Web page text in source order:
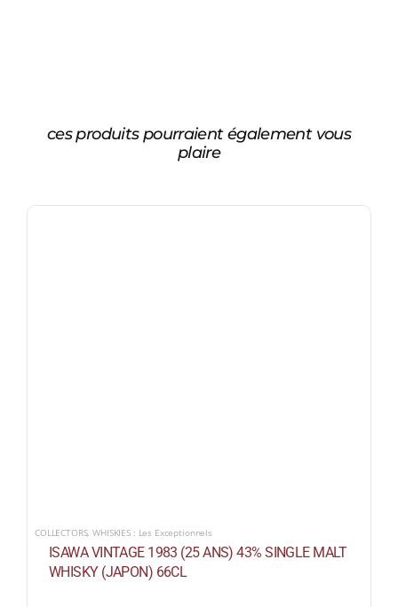
ces produits pourraient également vous
plaire
COLLECTORS,WHISKIES : Les Exceptionnels
ISAWA VINTAGE 1983 (25 ANS) 43% SINGLE MALT
WHISKY (JAPON) 66CL